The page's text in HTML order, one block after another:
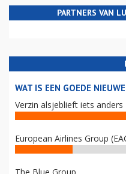
PARTNERS VAN
WAT IS EEN GOEDE
Verzin alsjeblieft iets anders
European Airlines Group